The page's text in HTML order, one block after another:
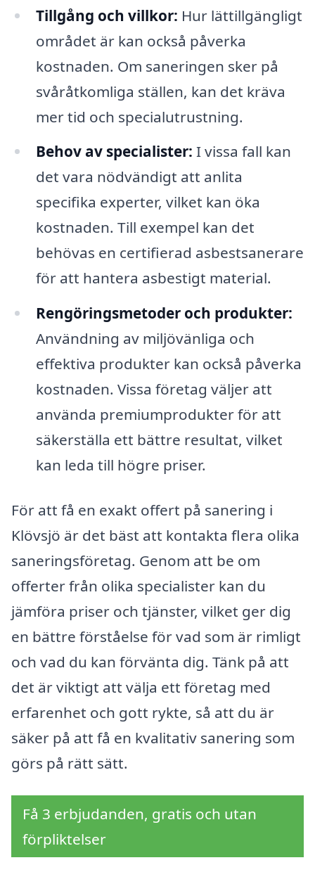
Tillgång och villkor: Hur lättillgängligt
området är kan också påverka
kostnaden. Om saneringen sker på
svåråtkomliga ställen, kan det kräva
mer tid och specialutrustning.
Behov av specialister: I vissa fall kan
det vara nödvändigt att anlita
specifika experter, vilket kan öka
kostnaden. Till exempel kan det
behövas en certifierad asbestsanerare
för att hantera asbestigt material.
Rengöringsmetoder och produkter:
Användning av miljövänliga och
effektiva produkter kan också påverka
kostnaden. Vissa företag väljer att
använda premiumprodukter för att
säkerställa ett bättre resultat, vilket
kan leda till högre priser.
För att få en exakt offert på sanering i
Klövsjö är det bäst att kontakta flera olika
saneringsföretag. Genom att be om
offerter från olika specialister kan du
jämföra priser och tjänster, vilket ger dig
en bättre förståelse för vad som är rimligt
och vad du kan förvänta dig. Tänk på att
det är viktigt att välja ett företag med
erfarenhet och gott rykte, så att du är
säker på att få en kvalitativ sanering som
görs på rätt sätt.
Få 3 erbjudanden, gratis och utan
förpliktelser